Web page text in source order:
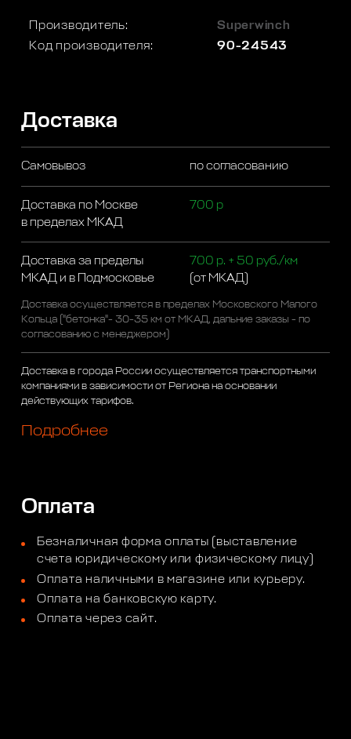
Производитель:
Superwinch
Код производителя:
90-24543
Доставка
Самовывоз по согласованию
Доставка по Москве
в пределах МКАД
700 р
Доставка за пределы
МКАД и в Подмосковье
700 р. + 50 руб./км
(от МКАД)
Доставка осуществляется в пределах Московского Малого
Кольца ("бетонка"- 30-35 км от МКАД, дальние заказы - по
согласованию с менеджером)
Доставка в города России осуществляется транспортными
компаниями в зависимости от Региона на основании
действующих тарифов.
Подробнее
Оплата
Безналичная форма оплаты (выставление
счета юридическому или физическому лицу)
Оплата наличными в магазине или курьеру.
Оплата на банковскую карту.
Оплата через сайт.